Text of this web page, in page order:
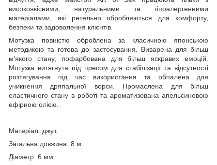
високоякісними, натуральними та гіпоалергенними
матеріалами, які ретельно обробляються для комфорту,
безпеки та задоволення клієнтів.
Мотузка повністю оброблена за класичною японською
методикою та готова до застосування. Виварена для більш
м’якого стану, пофарбована для більш яскравих емоцій.
Мотузка витягнута під пресом для стабілізації та відсутності
розтягування під час використання та обпалена для
уникнення дряпальної ворси. Промаслена для більш
еластичного стану в роботі та ароматизована апельсиновою
ефірною олією.
Матеріал: джут.
Загальна довжина: 8 м.
Діаметр: 6 мм.